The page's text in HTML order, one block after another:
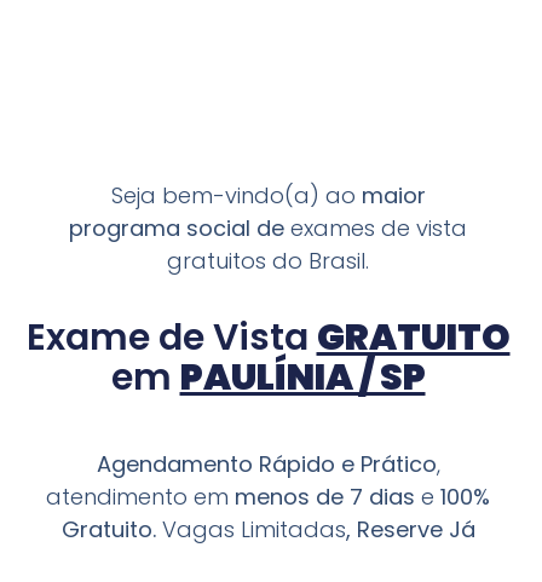
Seja bem-vindo(a) ao maior
programa social de exames de vista
gratuitos do Brasil.
Exame de Vista GRATUITO
em PAULÍNIA / SP
Agendamento Rápido e Prático,
atendimento em menos de 7 dias e 100%
Gratuito. Vagas Limitadas, Reserve Já